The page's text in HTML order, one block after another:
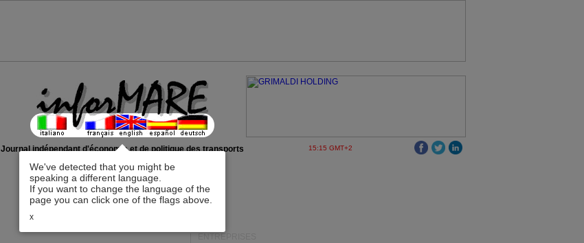
We've detected that you might be
speaking a different language.
If you want to change the language of the
page you can click one of the flags above.
x
Journal indépendant d'économie et de politique des transports 15:15 GMT+2
ENTREPRISES